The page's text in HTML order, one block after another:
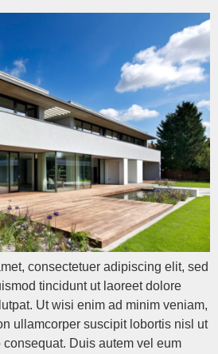
consectetuer adipiscing elit, sed
tincidunt ut laoreet dolore
Ut wisi enim ad minim veniam,
ullamcorper suscipit lobortis nisl ut
Duis autem vel eum